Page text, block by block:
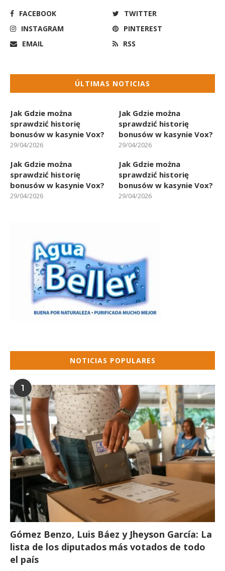
FACEBOOK
TWITTER
INSTAGRAM
PINTEREST
EMAIL
RSS
ÚLTIMAS NOTICIAS
Jak Gdzie można
sprawdzić historię
bonusów w kasynie Vox?
29/04/2026
Jak Gdzie można
sprawdzić historię
bonusów w kasynie Vox?
29/04/2026
Jak Gdzie można
sprawdzić historię
bonusów w kasynie Vox?
29/04/2026
Jak Gdzie można
sprawdzić historię
bonusów w kasynie Vox?
29/04/2026
NOTICIAS POPULARES
1
Gómez Benzo, Luis Báez y Jheyson García: La
lista de los diputados más votados de todo
el país